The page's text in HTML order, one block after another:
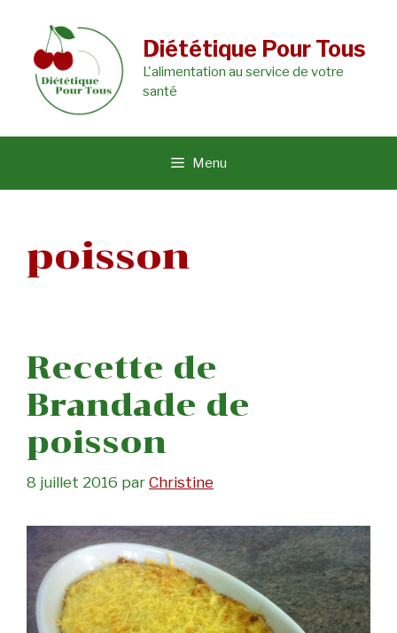
contenu
Diététique Pour Tous
L'alimentation au service de votre
santé
Menu
poisson
Recette de
Brandade de
poisson
8 juillet 2016 par Christine